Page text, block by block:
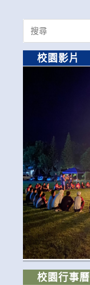
Search
for:
校園影片
校園行事曆